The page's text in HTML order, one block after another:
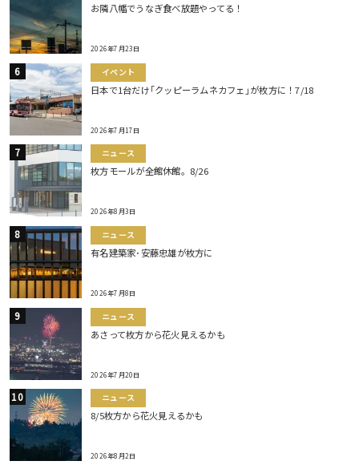
お隣八幡でうなぎ食べ放題やってる！
2026年7月23日
イベント
日本で1台だけ｢クッピーラムネカフェ｣が枚方に！7/18
2026年7月17日
ニュース
枚方モールが全館休館。8/26
2026年8月3日
ニュース
有名建築家･安藤忠雄が枚方に
2026年7月8日
ニュース
あさって枚方から花火見えるかも
2026年7月20日
ニュース
8/5枚方から花火見えるかも
2026年8月2日